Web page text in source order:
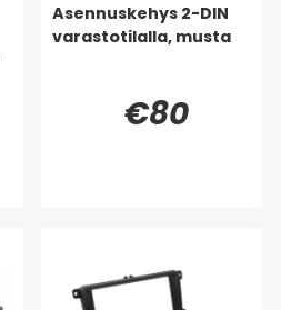
Asennuskehys 2-DIN
varastotilalla, musta
€80